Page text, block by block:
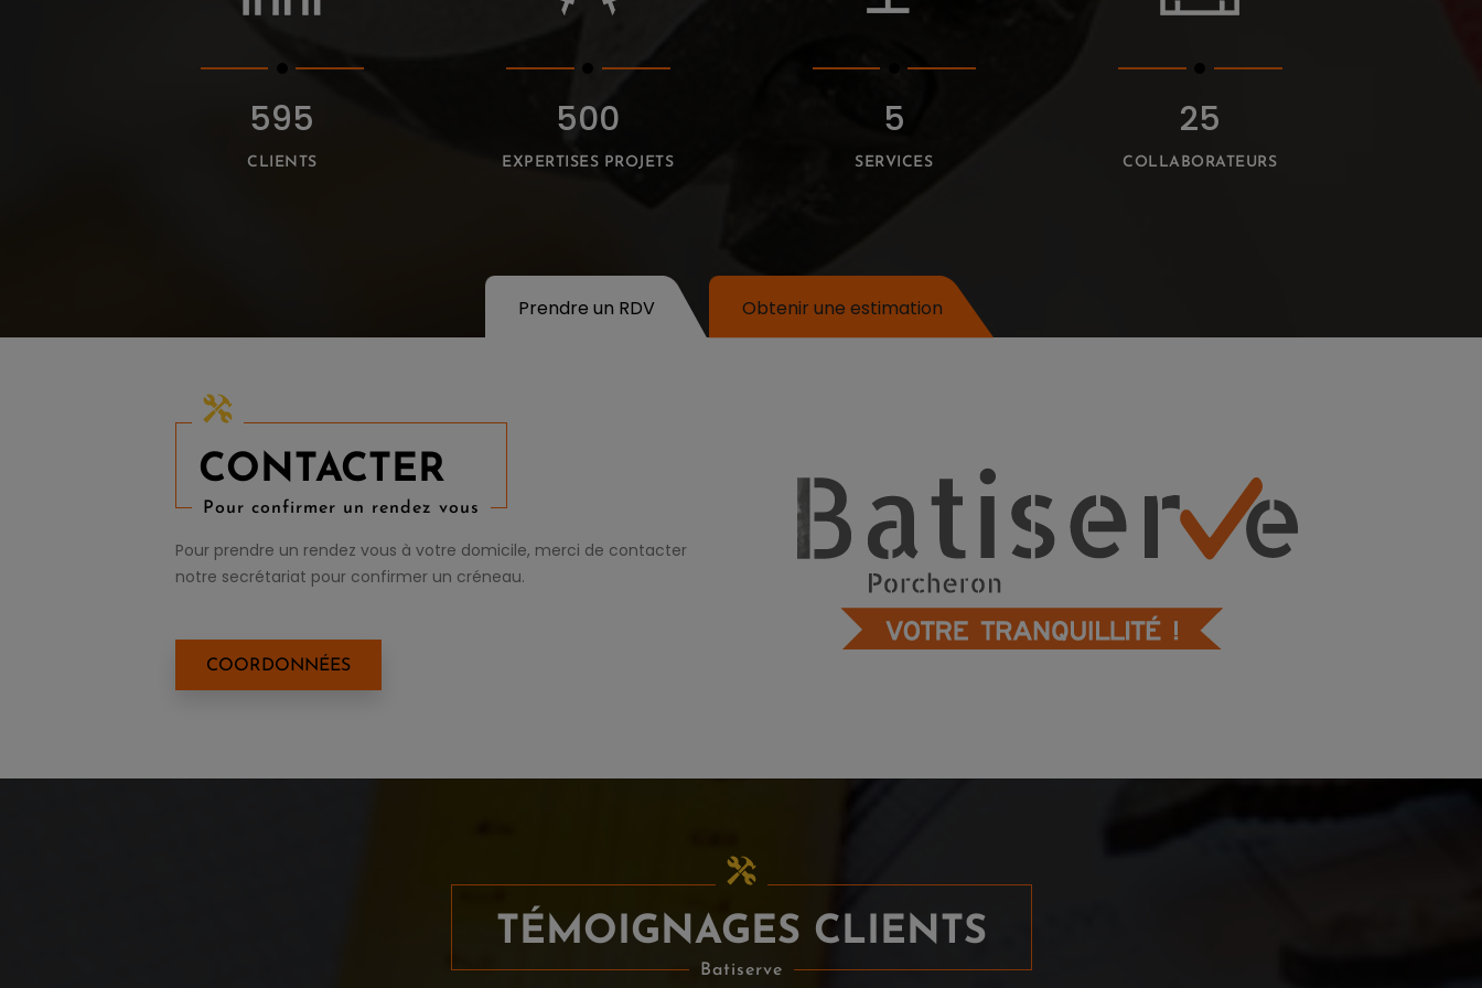
595
CLIENTS
500
EXPERTISES PROJETS
5
SERVICES
25
COLLABORATEURS
Prendre un RDV Obtenir une estimation
CONTACTER
Pour confirmer un rendez vous
Pour prendre un rendez vous à votre domicile, merci de contacter
notre secrétariat pour confirmer un créneau.
COORDONNÉES
TÉMOIGNAGES CLIENTS
Batiserve